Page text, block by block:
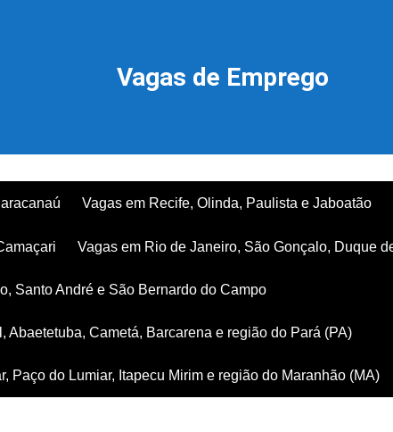
Vagas de Emprego
Vagas em Recife, Olinda, Paulista e Jaboatão
Vagas em Rio de Janeiro, São Gonçalo, Duque
Santo André e São Bernardo do Campo
Abaetetuba, Cametá, Barcarena e região do Pará (PA)
Paço do Lumiar, Itapecu Mirim e região do Maranhão (MA)